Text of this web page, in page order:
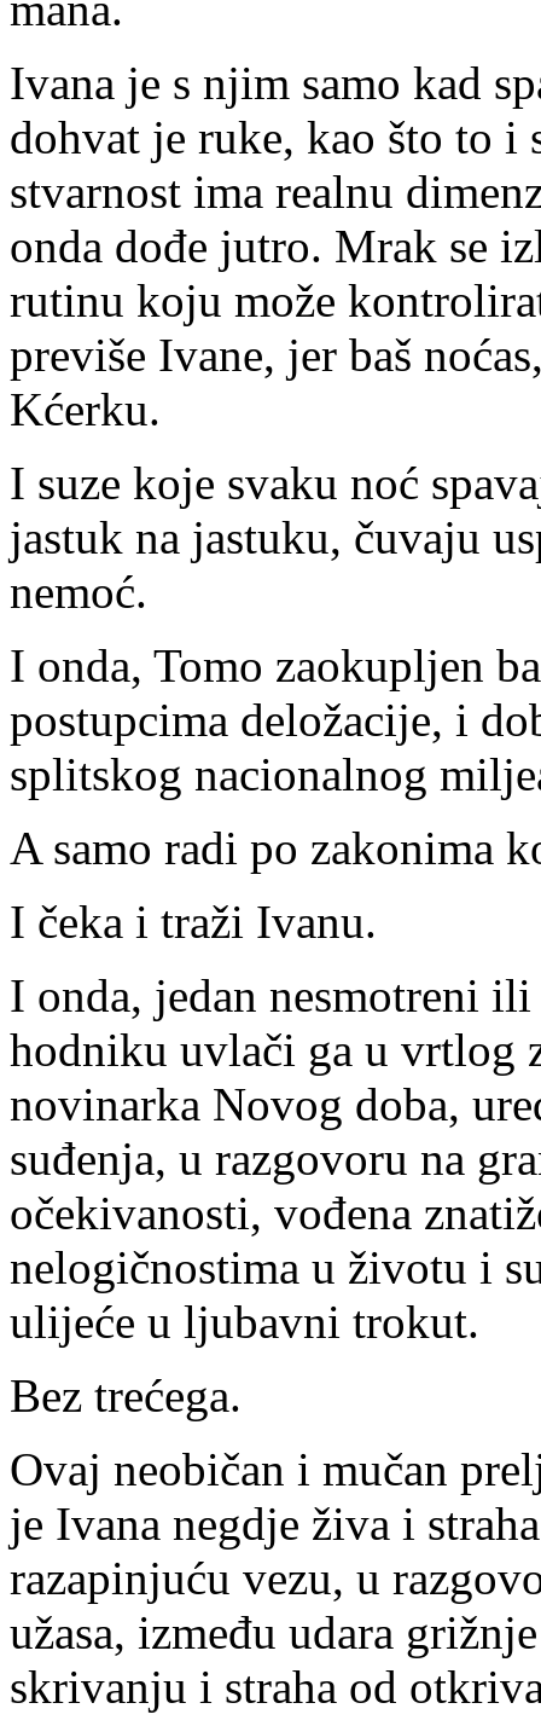
Ivana je s njim samo kad
dohvat je ruke, kao što to i
stvarnost ima realnu
onda dođe jutro. Mrak se
rutinu koju može
previše Ivane, jer baš
Kćerku.
I suze koje svaku noć
jastuk na jastuku, čuvaju
nemoć.
I onda, Tomo zaokupljen
postupcima deložacije, i
splitskog nacionalnog
A samo radi po zakonima
I čeka i traži Ivanu.
I onda, jedan nesmotreni
hodniku uvlači ga u vrtlog
novinarka Novog doba,
suđenja, u razgovoru na
očekivanosti, vođena
nelogičnostima u životu i
ulijeće u ljubavni trokut.
Bez trećega.
Ovaj neobičan i mučan
je Ivana negdje živa i
razapinjuću vezu, u
užasa, između udara
skrivanju i straha od